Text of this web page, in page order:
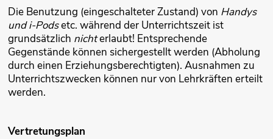
Die Benutzung (eingeschalteter Zustand) von Handys
und i-Podsetc. während der Unterrichtszeit ist
grundsätzlich nichterlaubt! Entsprechende
Gegenstände können sichergestellt werden (Abholung
durch einen Erziehungsberechtigten). Ausnahmen zu
Unterrichtszwecken können nur von Lehrkräften erteilt
werden.
Vertretungsplan